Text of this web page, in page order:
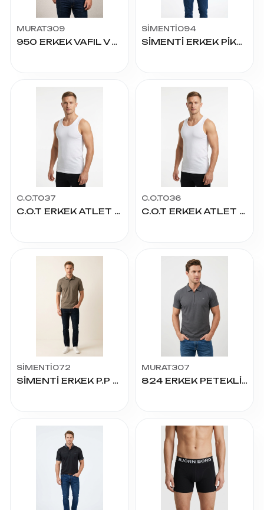
MURAT309
950 ERKEK VAFIL V YAKA TİŞÖRT
SİMENTİ094
SİMENTİ ERKEK PİKE CEPSİZ TİŞÖRT BATTAL
C.O.T037
C.O.T ERKEK ATLET NO: 5
C.O.T036
C.O.T ERKEK ATLET NO:3
SİMENTİ072
SİMENTİ ERKEK P.P CEPLİ TİŞÖRT
MURAT307
824 ERKEK PETEKLİ YAKALI TİŞÖRT